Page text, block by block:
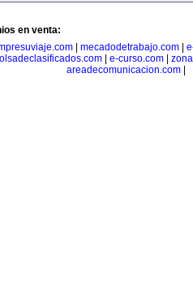
en venta:
mecadodetrabajo.com
e-curso.com
areadecomunicacion.com|